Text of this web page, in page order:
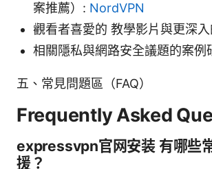
案推薦）: NordVPN
觀看者喜愛的 教學影片與更深
相關隱私與網路安全議題的案例
五、常見問題區（FAQ）
Frequently Asked
expressvpn官网安装 有哪些
援？